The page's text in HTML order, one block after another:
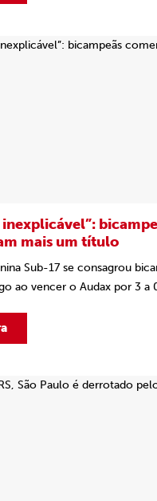
inexplicável”:
mais um título
Sub-17 se consagrou
ao vencer o Audax por 3 a